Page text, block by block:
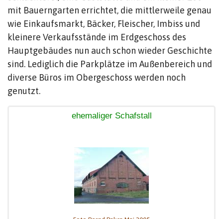
mit Bauerngarten errichtet, die mittlerweile genau
wie Einkaufsmarkt, Bäcker, Fleischer, Imbiss und
kleinere Verkaufsstände im Erdgeschoss des
Hauptgebäudes nun auch schon wieder Geschichte
sind. Lediglich die Parkplätze im Außenbereich und
diverse Büros im Obergeschoss werden noch
genutzt.
ehemaliger Schafstall